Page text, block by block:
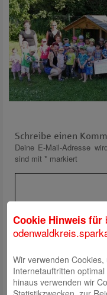
Schreibe einen
Deine E-Mail-Adresse
sind mit * markiert
Name*
E-Mail *
Cookie Hinweis für
Wir verwenden
Internetauftritten
hinaus verwenden wir